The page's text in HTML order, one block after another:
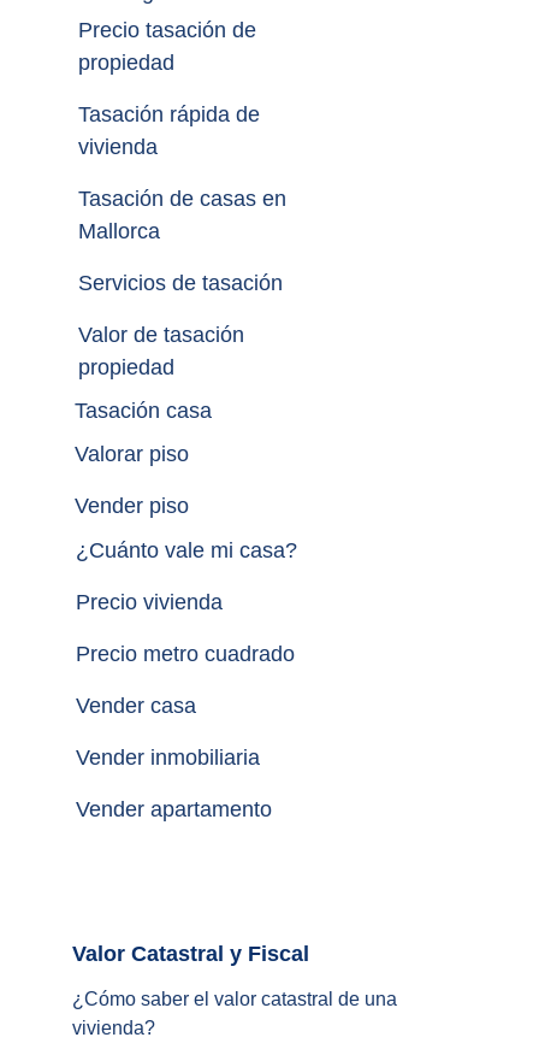
¿ Cómo saber el valor catastral de una
vivienda?
Precio tasación de
propiedad
Tasación rápida de
vivienda
Tasación de casas en
Mallorca
Servicios de tasación
Valor de tasación
propiedad
Tasación casa
Valorar piso
¿Cuánto vale mi casa?
Precio vivienda
Precio metro cuadrado
Vender casa
Vender inmobiliaria
Vender apartamento
Vender piso